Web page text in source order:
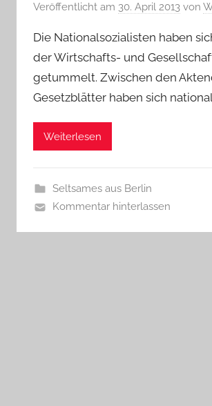
Veröffentlicht am 30. April 2013 von
Die Nationalsozialisten haben
der Wirtschafts- und
getummelt. Zwischen den
Gesetzblätter haben sich
Weiterlesen
Seltsames aus Berlin
Kommentar hinterlassen